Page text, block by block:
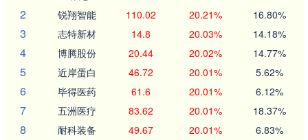
2 锐翔智能 110.02 20.21% 16.80%
3 志特新材 14.8 20.03% 14.18%
4 博腾股份 20.44 20.02% 14.77%
5 近岸蛋白 46.72 20.01% 5.62%
6 毕得医药 61.6 20.01% 6.12%
7 五洲医疗 83.62 20.01% 18.37%
8 耐科装备 49.67 20.01% 6.83%